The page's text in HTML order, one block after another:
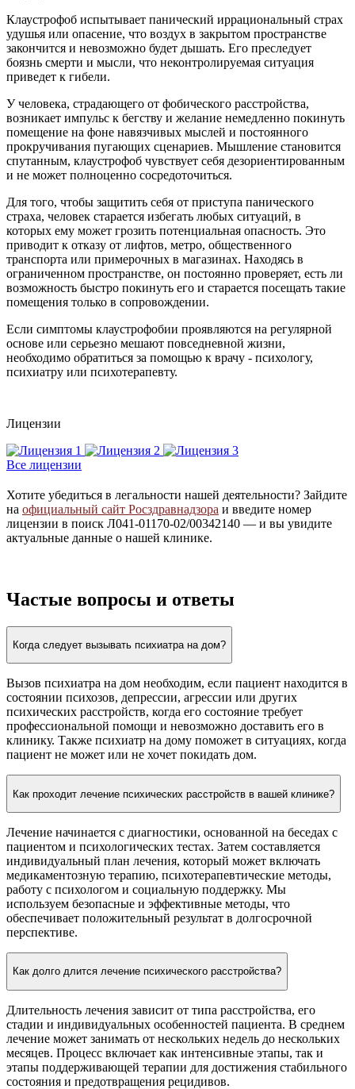
Клаустрофоб испытывает панический иррациональный страх
удушья или опасение, что воздух в закрытом пространстве
закончится и невозможно будет дышать. Его преследует
боязнь смерти и мысли, что неконтролируемая ситуация
приведет к гибели.
У человека, страдающего от фобического расстройства,
возникает импульс к бегству и желание немедленно покинуть
помещение на фоне навязчивых мыслей и постоянного
прокручивания пугающих сценариев. Мышление становится
спутанным, клаустрофоб чувствует себя дезориентированным
и не может полноценно сосредоточиться.
Для того, чтобы защитить себя от приступа панического
страха, человек старается избегать любых ситуаций, в
которых ему может грозить потенциальная опасность. Это
приводит к отказу от лифтов, метро, общественного
транспорта или примерочных в магазинах. Находясь в
ограниченном пространстве, он постоянно проверяет, есть ли
возможность быстро покинуть его и старается посещать такие
помещения только в сопровождении.
Если симптомы клаустрофобии проявляются на регулярной
основе или серьезно мешают повседневной жизни,
необходимо обратиться за помощью к врачу - психологу,
психиатру или психотерапевту.
Лицензии
Все лицензии
Хотите убедиться в легальности нашей деятельности? Зайдите
на официальный сайт Росздравнадзора и введите номер
лицензии в поиск Л041-01170-02/00342140 — и вы увидите
актуальные данные о нашей клинике.
Частые вопросы и ответы
Когда следует вызывать психиатра на дом?
Вызов психиатра на дом необходим, если пациент находится в
состоянии психозов, депрессии, агрессии или других
психических расстройств, когда его состояние требует
профессиональной помощи и невозможно доставить его в
клинику. Также психиатр на дому поможет в ситуациях, когда
пациент не может или не хочет покидать дом.
Как проходит лечение психических расстройств в вашей клинике?
Лечение начинается с диагностики, основанной на беседах с
пациентом и психологических тестах. Затем составляется
индивидуальный план лечения, который может включать
медикаментозную терапию, психотерапевтические методы,
работу с психологом и социальную поддержку. Мы
используем безопасные и эффективные методы, что
обеспечивает положительный результат в долгосрочной
перспективе.
Как долго длится лечение психического расстройства?
Длительность лечения зависит от типа расстройства, его
стадии и индивидуальных особенностей пациента. В среднем
лечение может занимать от нескольких недель до нескольких
месяцев. Процесс включает как интенсивные этапы, так и
этапы поддерживающей терапии для достижения стабильного
состояния и предотвращения рецидивов.